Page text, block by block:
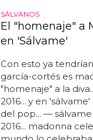
SÁLVANOS
El "homenaje" a
en 'Sálvame'
Con esto ya
garcía-cortés es
"homenaje" a la
2016... y en
del pop... —
2016... madonna